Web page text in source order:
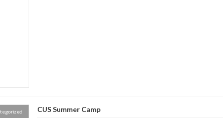
CUS Summer Camp